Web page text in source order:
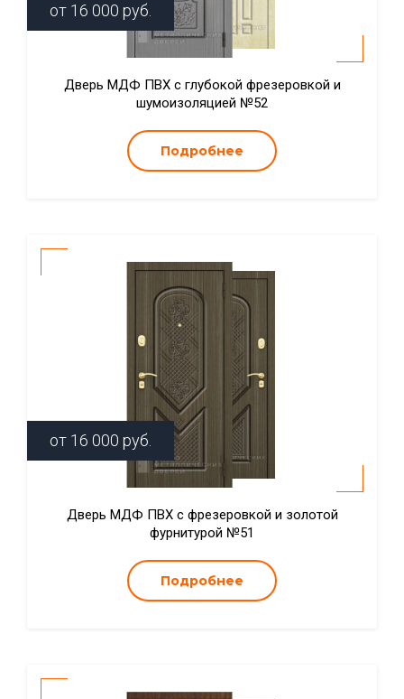
от 16 000 руб.
Дверь МДФ ПВХ с глубокой фрезеровкой и
шумоизоляцией №52
Подробнее
от 16 000 руб.
Дверь МДФ ПВХ с фрезеровкой и золотой
фурнитурой №51
Подробнее